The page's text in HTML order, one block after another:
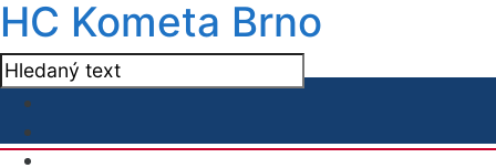
HC Kometa Brno